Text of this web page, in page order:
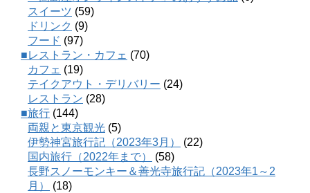
スイーツ (59)
ドリンク (9)
フード (97)
■レストラン・カフェ (70)
カフェ (19)
テイクアウト・デリバリー (24)
レストラン (28)
■旅行 (144)
両親と東京観光 (5)
伊勢神宮旅行記（2023年3月）
(22)
国内旅行（2022年まで）
(58)
長野スノーモンキー＆善光寺旅行記（2023年1～2
月）
(18)